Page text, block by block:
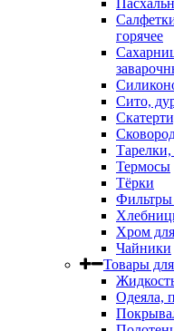
горячее
Сито,
Термосы
Тёрки
Фильтры
Хром
Чайники
Товары
Одеяла,